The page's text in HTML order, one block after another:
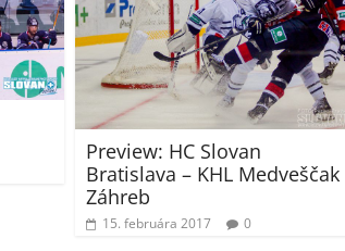
Preview: HC Slovan
Bratislava – KHL Medveščak
Záhreb
15. februára 2017 0